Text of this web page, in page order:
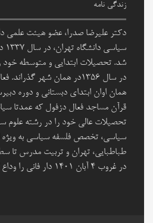
زندگی نامه
دکتر علیرضا صدرا، عضو هیئت علمی
شد. تحصیلات ابتدایی و متوسطه خود
در سال ۱۳۵۶در همان شهر
همان اوان ابتدای دبستانی و دوره
قرآن مساجد فعال دزفول که عمدتا
تحصیلات عالی خود را در رشته علوم
سیاسی، تخصص فلسفه سیاسی به ویژه
طباطبایی، تهران و تربیت مدرس تا
در غروب 4 آبان 1401 دار فانی را وداع گفت. روحش شاد